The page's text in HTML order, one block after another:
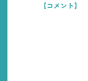
【コメント】